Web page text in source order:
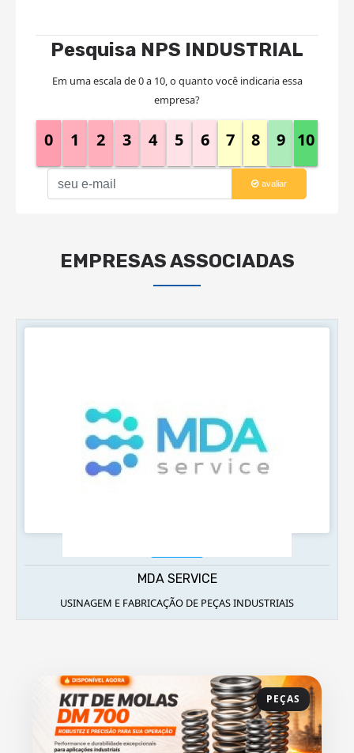
Pesquisa NPS INDUSTRIAL
Em uma escala de 0 a 10, o quanto você indicaria essa
empresa?
0 1 2 3 4 5 6 7 8 9 10
avaliar
EMPRESAS ASSOCIADAS
MDA SERVICE
USINAGEM E FABRICAÇÃO DE PEÇAS INDUSTRIAIS
PEÇAS